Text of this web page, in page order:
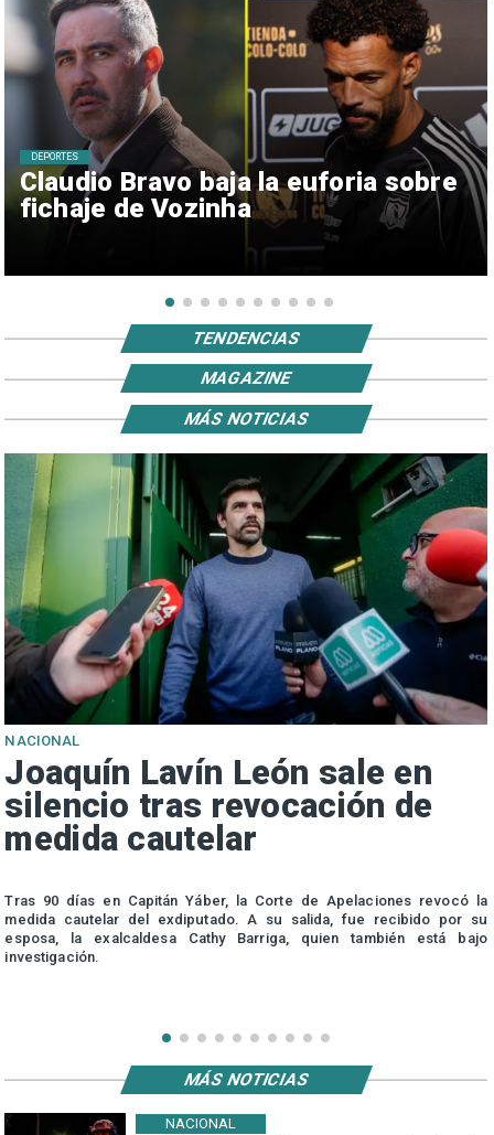
Claudio Bravo baja la euforia sobre
fichaje de Vozinha
DEPORTES
TENDENCIAS
MAGAZINE
NACIONAL
Joaquín Lavín León sale en
silencio tras revocación de
medida cautelar
Tras 90 días en Capitán Yáber, la Corte de Apelaciones revocó la
medida cautelar del exdiputado. A su salida, fue recibido por su
esposa, la exalcaldesa Cathy Barriga, quien también está bajo
investigación.
MÁS NOTICIAS
NACIONAL
MÁS NOTICIAS